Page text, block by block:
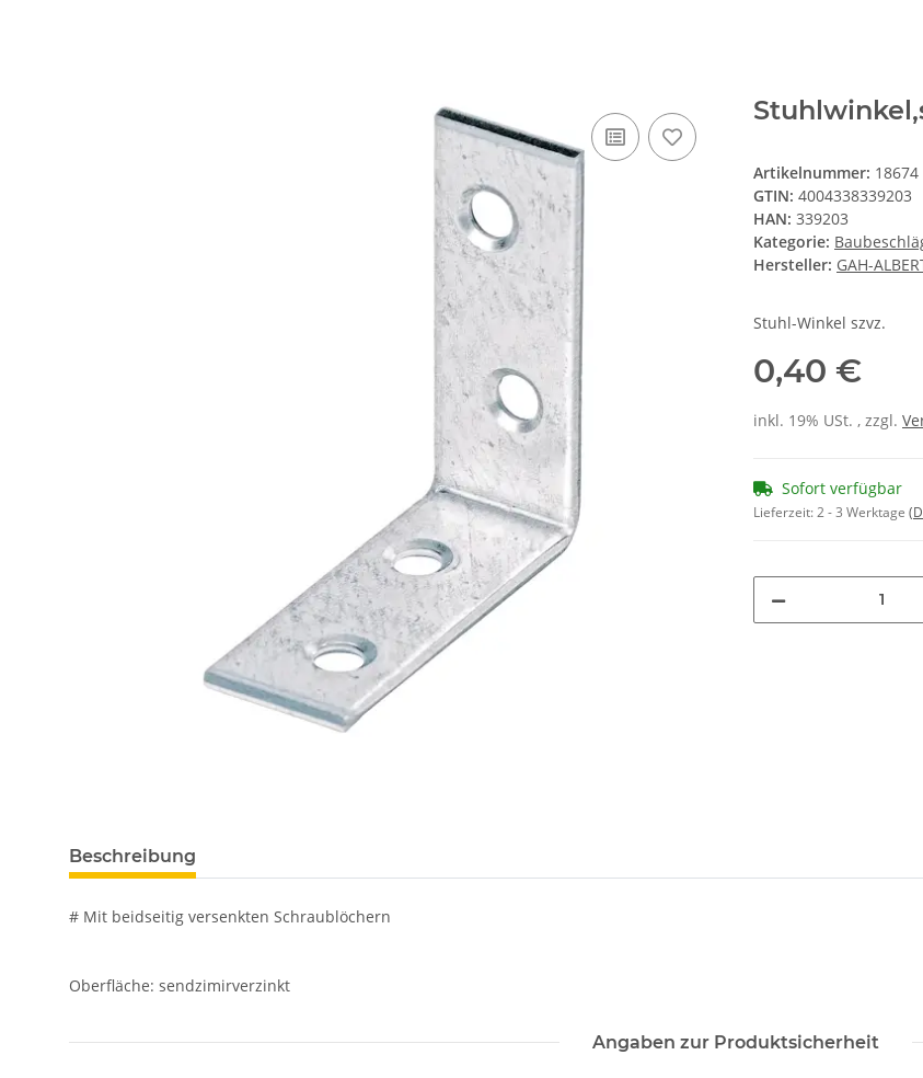
Artikelnummer: 18674
GTIN: 4004338339203
HAN: 339203
Kategorie:
Hersteller: GAH-
Stuhl-Winkel szvz.
0,40 €
inkl. 19% USt. , zzgl.
Sofort verfügbar
Lieferzeit:2 - 3 Werktage
Beschreibung
# Mit beidseitig versenkten Schraublöchern
Oberfläche: sendzimirverzinkt
Angaben zur Produktsicherheit